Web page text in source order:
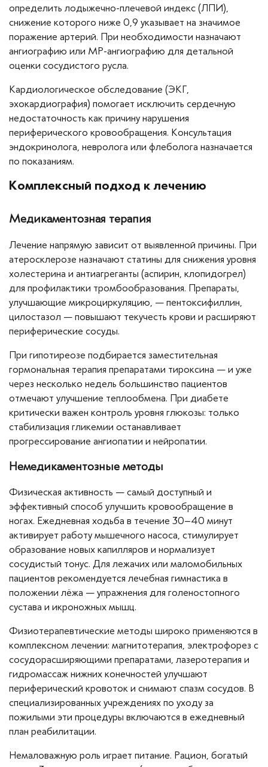
определить лодыжечно-плечевой индекс (ЛПИ),
снижение которого ниже 0,9 указывает на значимое
поражение артерий. При необходимости назначают
ангиографию или МР-ангиографию для детальной
оценки сосудистого русла.
Кардиологическое обследование (ЭКГ,
эхокардиография) помогает исключить сердечную
недостаточность как причину нарушения
периферического кровообращения. Консультация
эндокринолога, невролога или флеболога назначается
по показаниям.
Комплексный подход к лечению
Медикаментозная терапия
Лечение напрямую зависит от выявленной причины. При
атеросклерозе назначают статины для снижения уровня
холестерина и антиагреганты (аспирин, клопидогрел)
для профилактики тромбообразования. Препараты,
улучшающие микроциркуляцию, — пентоксифиллин,
цилостазол — повышают текучесть крови и расширяют
периферические сосуды.
При гипотиреозе подбирается заместительная
гормональная терапия препаратами тироксина — и уже
через несколько недель большинство пациентов
отмечают улучшение теплообмена. При диабете
критически важен контроль уровня глюкозы: только
стабилизация гликемии останавливает
прогрессирование ангиопатии и нейропатии.
Немедикаментозные методы
Физическая активность — самый доступный и
эффективный способ улучшить кровообращение в
ногах. Ежедневная ходьба в течение 30–40 минут
активирует работу мышечного насоса, стимулирует
образование новых капилляров и нормализует
сосудистый тонус. Для лежачих или маломобильных
пациентов рекомендуется лечебная гимнастика в
положении лёжа — упражнения для голеностопного
сустава и икроножных мышц.
Физиотерапевтические методы широко применяются в
комплексном лечении: магнитотерапия, электрофорез с
сосудорасширяющими препаратами, лазеротерапия и
гидромассаж нижних конечностей улучшают
периферический кровоток и снимают спазм сосудов. В
специализированных учреждениях по уходу за
пожилыми эти процедуры включаются в ежедневный
план реабилитации.
Немаловажную роль играет питание. Рацион, богатый